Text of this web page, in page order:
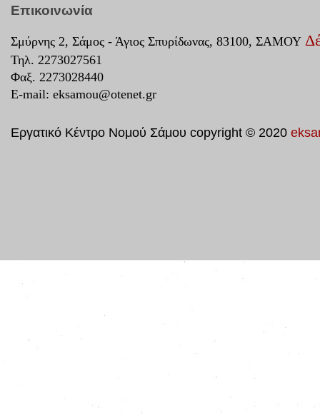
Επικοινωνία
Σμύρνης 2, Σάμος - Άγιος Σπυρίδωνας, 83100, ΣΑΜΟΥ
Τηλ. 2273027561
Φαξ. 2273028440
E-mail: eksamou@otenet.gr
Εργατικό Κέντρο Νομού Σάμου copyright © 2020